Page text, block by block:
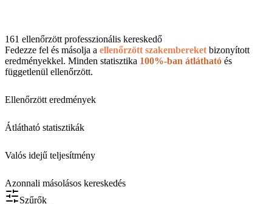
161 ellenőrzött professzionális kereskedő
Fedezze fel és másolja a ellenőrzött szakembereket bizonyított
eredményekkel. Minden statisztika 100%-ban átlátható és
függetlenül ellenőrzött.
Ellenőrzött eredmények
Átlátható statisztikák
Valós idejű teljesítmény
Azonnali másolásos kereskedés
Szűrők